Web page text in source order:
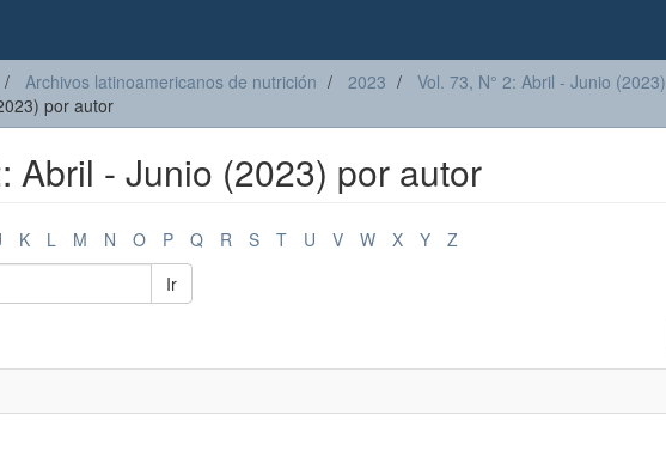
Archivos latinoamericanos de nutrición 2023
Vol. 73, N° 2: Abril - Junio (2023)
por autor
Abril - Junio (2023) por autor
K L M N O P Q R S T U V W X Y
Z
Ir